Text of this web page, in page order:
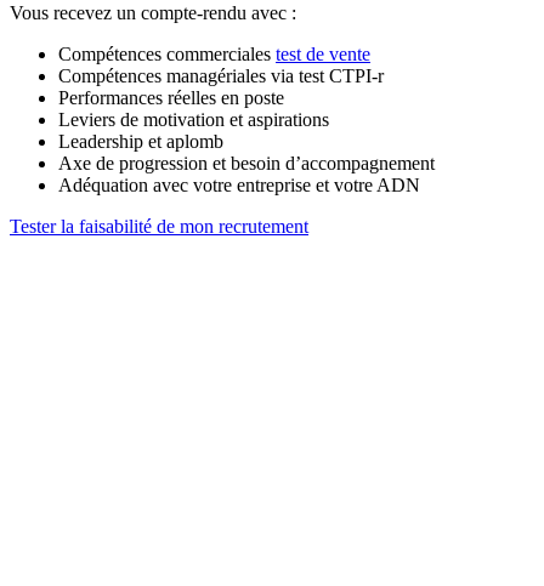
Vous recevez un compte-rendu avec :
Compétences commerciales test de vente
Compétences managériales via test CTPI-r
Performances réelles en poste
Leviers de motivation et aspirations
Leadership et aplomb
Axe de progression et besoin d’accompagnement
Adéquation avec votre entreprise et votre ADN
Tester la faisabilité de mon recrutement